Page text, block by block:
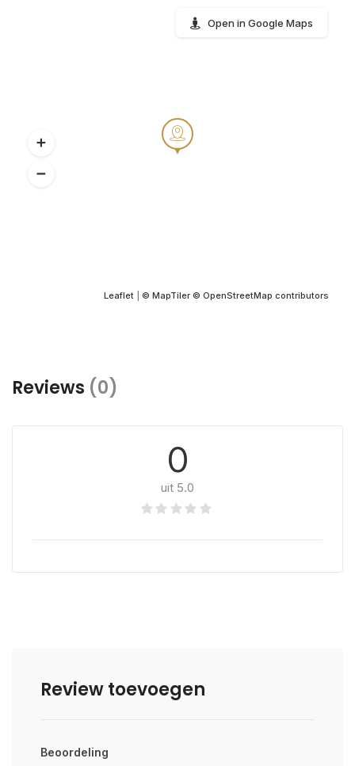
Leaflet © MapTiler © OpenStreetMap contributors
Open in Google Maps
Reviews (0)
0
uit 5.0
Review toevoegen
Beoordeling